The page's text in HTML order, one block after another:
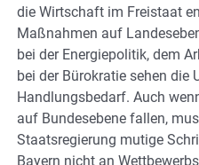
die Wirtschaft im Freistaat
Maßnahmen auf
bei der Energiepolitik, dem
bei der Bürokratie sehen die
Handlungsbedarf. Auch
auf Bundesebene fallen,
Staatsregierung mutige
Bayern nicht an